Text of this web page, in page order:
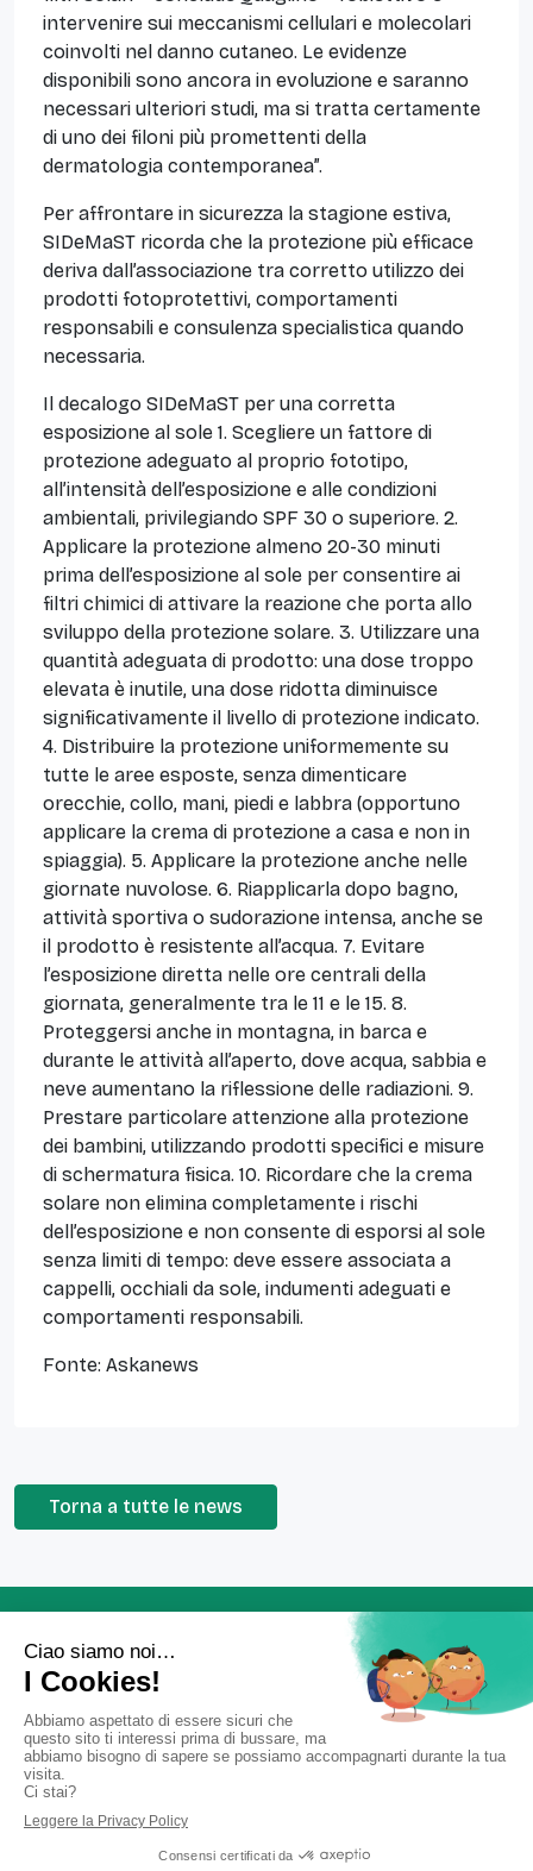
intervenire sui meccanismi cellulari e molecolari
coinvolti nel danno cutaneo. Le evidenze
disponibili sono ancora in evoluzione e saranno
necessari ulteriori studi, ma si tratta certamente
di uno dei filoni più promettenti della
dermatologia contemporanea”.
Per affrontare in sicurezza la stagione estiva,
SIDeMaST ricorda che la protezione più efficace
deriva dall’associazione tra corretto utilizzo dei
prodotti fotoprotettivi, comportamenti
responsabili e consulenza specialistica quando
necessaria.
Il decalogo SIDeMaST per una corretta
esposizione al sole 1. Scegliere un fattore di
protezione adeguato al proprio fototipo,
all’intensità dell’esposizione e alle condizioni
ambientali, privilegiando SPF 30 o superiore. 2.
Applicare la protezione almeno 20-30 minuti
prima dell’esposizione al sole per consentire ai
filtri chimici di attivare la reazione che porta allo
sviluppo della protezione solare. 3. Utilizzare una
quantità adeguata di prodotto: una dose troppo
elevata è inutile, una dose ridotta diminuisce
significativamente il livello di protezione indicato.
4. Distribuire la protezione uniformemente su
tutte le aree esposte, senza dimenticare
orecchie, collo, mani, piedi e labbra (opportuno
applicare la crema di protezione a casa e non in
spiaggia). 5. Applicare la protezione anche nelle
giornate nuvolose. 6. Riapplicarla dopo bagno,
attività sportiva o sudorazione intensa, anche se
il prodotto è resistente all’acqua. 7. Evitare
l’esposizione diretta nelle ore centrali della
giornata, generalmente tra le 11 e le 15. 8.
Proteggersi anche in montagna, in barca e
durante le attività all’aperto, dove acqua, sabbia e
neve aumentano la riflessione delle radiazioni. 9.
Prestare particolare attenzione alla protezione
dei bambini, utilizzando prodotti specifici e misure
di schermatura fisica. 10. Ricordare che la crema
solare non elimina completamente i rischi
dell’esposizione e non consente di esporsi al sole
senza limiti di tempo: deve essere associata a
cappelli, occhiali da sole, indumenti adeguati e
comportamenti responsabili.
Fonte: Askanews
Torna a tutte le news
Farmacia Grignani
Via Carducci,1, 24040 Arcene (BG)
Tel.035878117 • Email:info@farmaciagrignani.com